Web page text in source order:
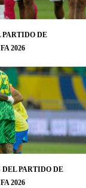
PARTIDO DE
2026
PARTIDO DE
2026